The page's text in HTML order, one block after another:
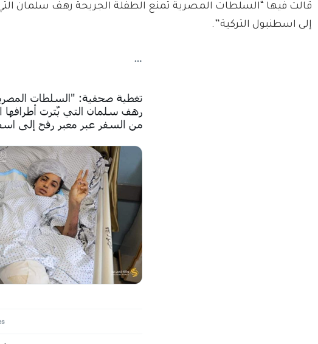
قالت فيها “السلطات المصرية تمنع الطفلة الجريحة رهف سلمان التي
إلى اسطنبول التركية”.